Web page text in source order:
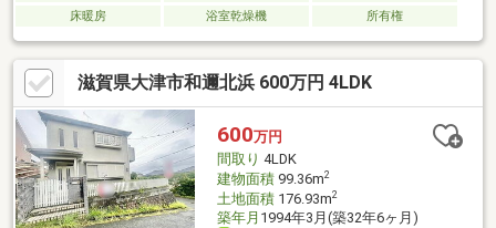
床暖房
浴室乾燥機 所有権
滋賀県大津市和邇北浜 600万円 4LDK
600万円
間取り 4LDK
建物面積99.36m2
土地面積176.93m2
築年月 1994年3月(築32年6ヶ月)